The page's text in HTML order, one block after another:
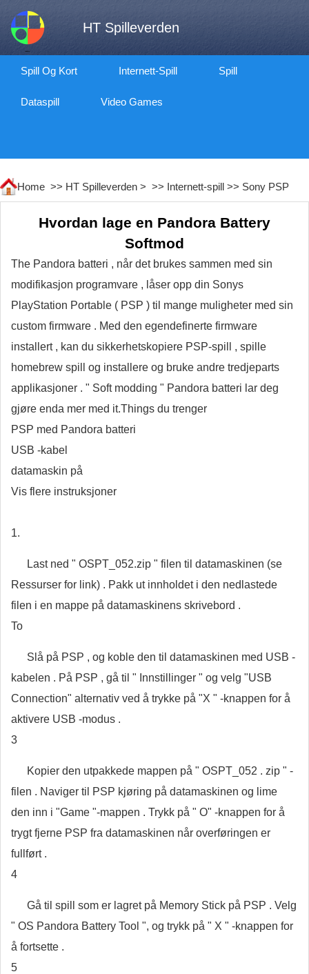
HT Spilleverden
Spill Og Kort Internett-Spill Spill
Dataspill Video Games
Home >> HT Spilleverden > >> Internett-spill >> Sony PSP
Hvordan lage en Pandora Battery
Softmod
The Pandora batteri , når det brukes sammen med sin
modifikasjon programvare , låser opp din Sonys
PlayStation Portable ( PSP ) til mange muligheter med sin
custom firmware . Med den egendefinerte firmware
installert , kan du sikkerhetskopiere PSP-spill , spille
homebrew spill og installere og bruke andre tredjeparts
applikasjoner . " Soft modding " Pandora batteri lar deg
gjøre enda mer med it.Things du trenger
PSP med Pandora batteri
USB -kabel
datamaskin på
Vis flere instruksjoner
1.
Last ned " OSPT_052.zip " filen til datamaskinen (se
Ressurser for link) . Pakk ut innholdet i den nedlastede
filen i en mappe på datamaskinens skrivebord .
To
Slå på PSP , og koble den til datamaskinen med USB -
kabelen . På PSP , gå til " Innstillinger " og velg "USB
Connection" alternativ ved å trykke på "X " -knappen for å
aktivere USB -modus .
3
Kopier den utpakkede mappen på " OSPT_052 . zip " -
filen . Naviger til PSP kjøring på datamaskinen og lime
den inn i "Game "-mappen . Trykk på " O" -knappen for å
trygt fjerne PSP fra datamaskinen når overføringen er
fullført .
4
Gå til spill som er lagret på Memory Stick på PSP . Velg
" OS Pandora Battery Tool ", og trykk på " X " -knappen for
å fortsette .
5